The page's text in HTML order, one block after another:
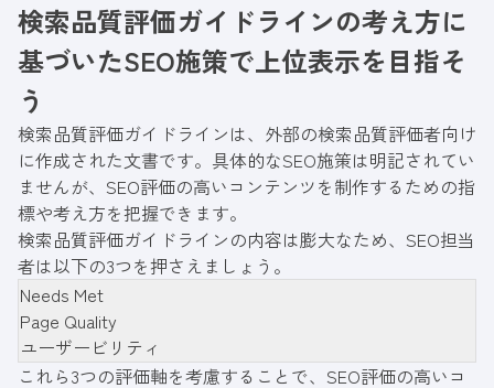
検索品質評価ガイドラインの考え方に
基づいたSEO施策で上位表示を目指そ
う
検索品質評価ガイドラインは、外部の検索品質評価者向け
に作成された文書です。具体的なSEO施策は明記されてい
ませんが、SEO評価の高いコンテンツを制作するための指
標や考え方を把握できます。
検索品質評価ガイドラインの内容は膨大なため、SEO担当
者は以下の3つを押さえましょう。
Needs Met
Page Quality
ユーザービリティ
これら3つの評価軸を考慮することで、SEO評価の高いコ